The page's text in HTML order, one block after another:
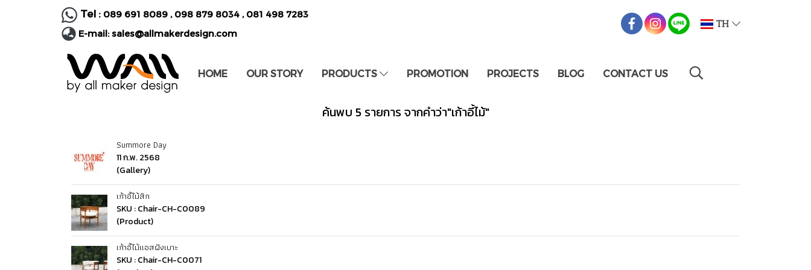
Tel : 089 691 8089 , 098 879 8034 , 081 498 7283
E-mail:sales@allmakerdesign.com
TH
HOME OUR STORY PRODUCTS PROMOTION PROJECTS BLOG CONTACT US
ค้นพบ 5 รายการ จากคำว่า"เก้าอี้ไม้"
Summore Day
11 ก.พ. 2568
(Gallery)
เก้าอี้ไม้สัก
SKU : Chair-CH-C0089
(Product)
เก้าอี้ไม้แอสฝังเบาะ
SKU : Chair-CH-C0071